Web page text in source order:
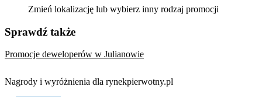
Zmień lokalizację lub wybierz inny rodzaj promocji
Sprawdź także
Promocje deweloperów w Julianowie
Nagrody i wyróżnienia dla rynekpierwotny.pl